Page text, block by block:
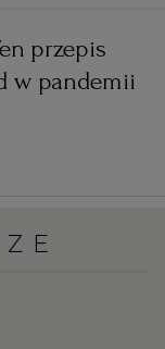
przepis
w pandemii